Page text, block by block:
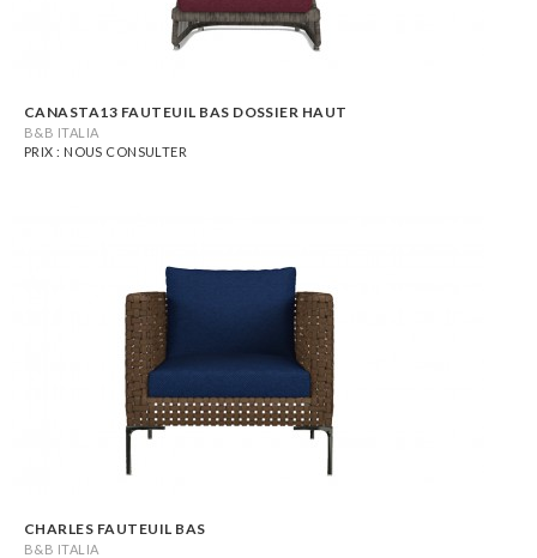
CANASTA13 FAUTEUIL BAS DOSSIER HAUT
B&B ITALIA
PRIX : NOUS CONSULTER
CHARLES FAUTEUIL BAS
B&B ITALIA